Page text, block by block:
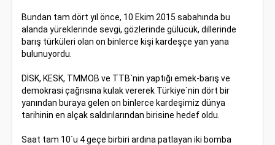
Bundan tam dört yıl önce, 10 Ekim 2015 sabahında bu
alanda yüreklerinde sevgi, gözlerinde gülücük, dillerinde
barış türküleri olan on binlerce kişi kardeşçe yan yana
bulunuyordu.
DİSK, KESK, TMMOB ve TTB`nin yaptığı emek-barış ve
demokrasi çağrısına kulak vererek Türkiye`nin dört bir
yanından buraya gelen on binlerce kardeşimiz dünya
tarihinin en alçak saldırılarından birisine hedef oldu.
Saat tam 10`u 4 geçe birbiri ardına patlayan iki bomba